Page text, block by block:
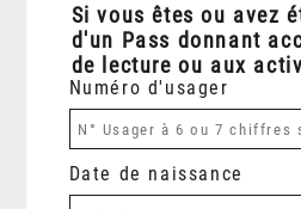
Si vous êtes ou avez
d'un Pass donnant
de lecture ou aux
Numéro d'usager
Date de naissance